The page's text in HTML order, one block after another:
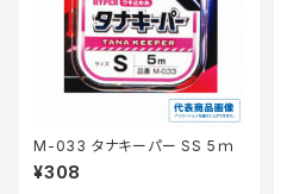
M-033 タナキーパー SS 5ｍ
¥308